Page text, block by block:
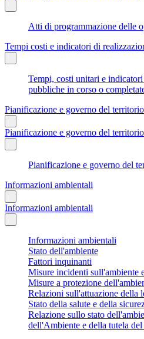
Atti di programmazione delle
Tempi costi e indicatori di
Tempi, costi unitari e
pubbliche in corso o
Pianificazione e governo del territorio
Pianificazione e governo del territorio
Pianificazione e governo del
Informazioni ambientali
Informazioni ambientali
Informazioni ambientali
Stato dell'ambiente
Fattori inquinanti
Misure incidenti sull'ambiente
Misure a protezione
Relazioni sull'attuazione della
Stato della salute e della
Relazione sullo stato
dell'Ambiente e della tutela